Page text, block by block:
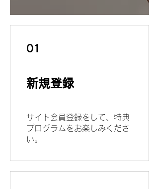
01
新規登録
サイト会員登録をして、特典
プログラムをお楽しみくださ
い。